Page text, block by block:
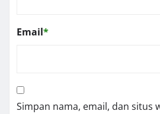
Email*
Simpan nama, email, dan situs